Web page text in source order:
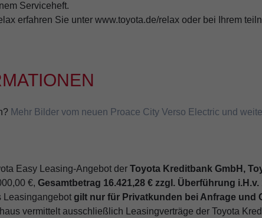
Serviceheft.
erfahren Sie unter www.toyota.de/relax oder bei Ihrem
Mehr Bilder vom neuen Proace City Verso Electric und
Easy Leasing-Angebot der Toyota Kreditbank GmbH,
€, Gesamtbetrag 16.421,28 € zzgl. Überführung i.H.v.
Leasingangebot gilt nur für Privatkunden bei Anfrage und
vermittelt ausschließlich Leasingverträge der Toyota